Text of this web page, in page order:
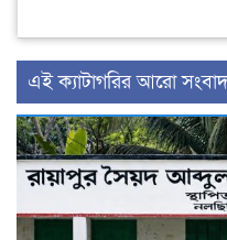
‍এই ক্যাটাগরির ‍আরো সংবাদ